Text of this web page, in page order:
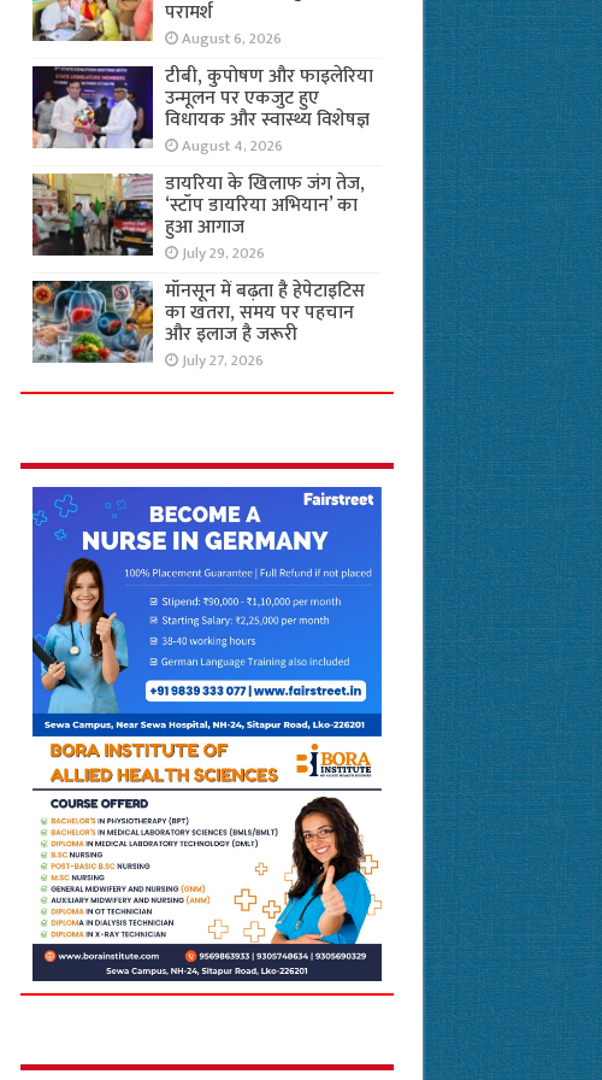
परामर्श
August 6, 2026
टीबी, कुपोषण और फाइलेरिया
उन्मूलन पर एकजुट हुए
विधायक और स्वास्थ्य विशेषज्ञ
August 4, 2026
डायरिया के खिलाफ जंग तेज,
‘स्टॉप डायरिया अभियान’ का
हुआ आगाज
July 29, 2026
मॉनसून में बढ़ता है हेपेटाइटिस
का खतरा, समय पर पहचान
और इलाज है जरूरी
July 27, 2026